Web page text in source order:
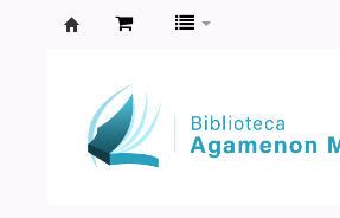
Agamenon
Magalhães